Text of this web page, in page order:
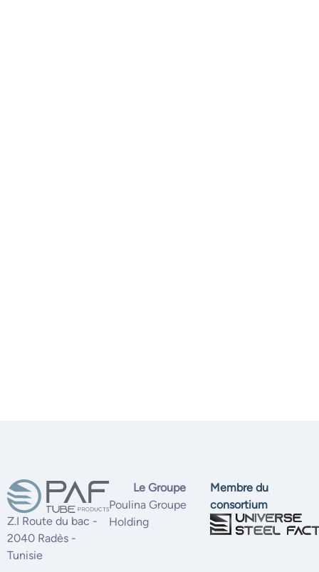
Z.I Route du bac -
2040 Radès -
Tunisie
Le Groupe
Poulina Groupe
Holding
Membre du
consortium